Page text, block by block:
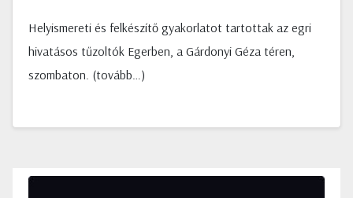
Helyismereti és felkészítő gyakorlatot tartottak az egri
hivatásos tűzoltók Egerben, a Gárdonyi Géza téren,
szombaton. (tovább…)